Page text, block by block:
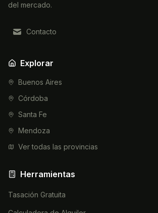
del mercado.
Contacto
Explorar
Buenos Aires
Córdoba
Santa Fe
Mendoza
Ver todas las provincias
Herramientas
Tasación Gratuita